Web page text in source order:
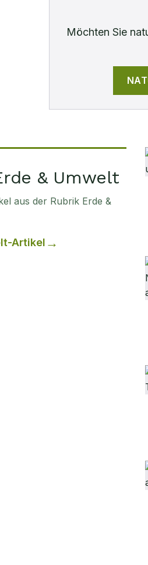
Möchten Sie
& Umwelt
aus der Rubrik Erde &
-Artikel